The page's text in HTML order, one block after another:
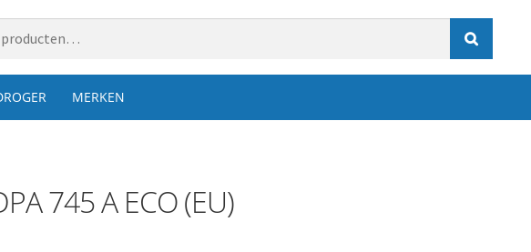

MERKEN
745 A ECO (EU)